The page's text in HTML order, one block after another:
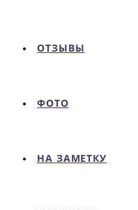
ОТЗЫВЫ
ФОТО
НА ЗАМЕТКУ